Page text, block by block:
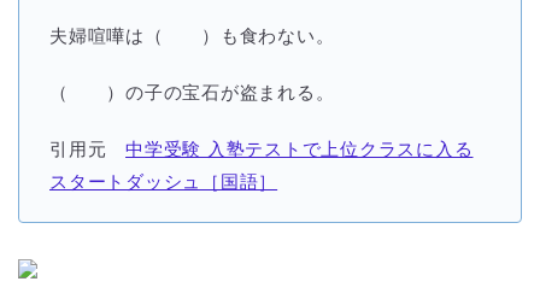
夫婦喧嘩は（ ）も食わない。
（ ）の子の宝石が盗まれる。
引用元中学受験 入塾テストで上位クラスに入る
スタートダッシュ［国語］